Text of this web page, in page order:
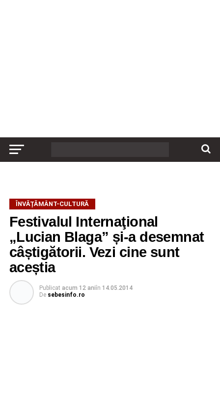
ÎNVĂȚĂMÂNT-CULTURĂ
Festivalul Internaţional
„Lucian Blaga” și-a desemnat
câștigătorii. Vezi cine sunt
aceștia
Publicat acum 12 aniîn 14.05.2014
De sebesinfo.ro